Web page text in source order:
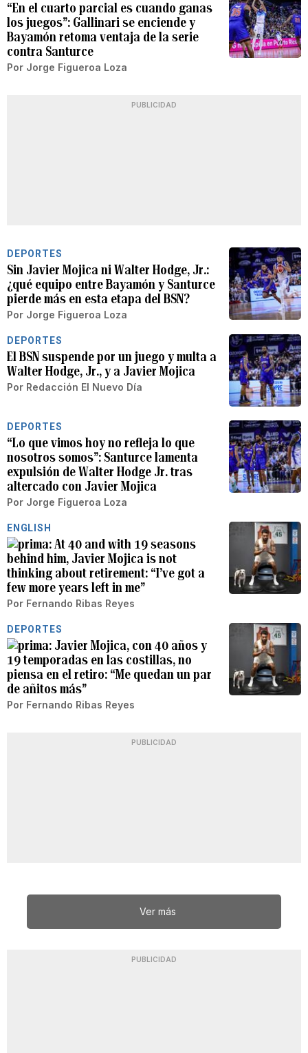
“En el cuarto parcial es cuando ganas
los juegos”: Gallinari se enciende y
Bayamón retoma ventaja de la serie
contra Santurce
Por Jorge Figueroa Loza
PUBLICIDAD
DEPORTES
Sin Javier Mojica ni Walter Hodge, Jr.:
¿qué equipo entre Bayamón y Santurce
pierde más en esta etapa del BSN?
Por Jorge Figueroa Loza
DEPORTES
El BSN suspende por un juego y multa a
Walter Hodge, Jr., y a Javier Mojica
Por Redacción El Nuevo Día
DEPORTES
“Lo que vimos hoy no refleja lo que
nosotros somos”: Santurce lamenta
expulsión de Walter Hodge Jr. tras
altercado con Javier Mojica
Por Jorge Figueroa Loza
ENGLISH
At 40 and with 19 seasons
behind him, Javier Mojica is not
thinking about retirement: “I’ve got a
few more years left in me”
Por Fernando Ribas Reyes
DEPORTES
Javier Mojica, con 40 años y
19 temporadas en las costillas, no
piensa en el retiro: “Me quedan un par
de añitos más”
Por Fernando Ribas Reyes
PUBLICIDAD
Ver más
PUBLICIDAD